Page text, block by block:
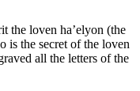
the loven ha’elyon (the
is the secret of the loven
all the letters of the